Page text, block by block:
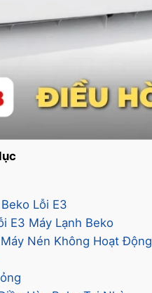
Lỗi E3
E3 Máy Lạnh Beko
Nén Không Hoạt Động